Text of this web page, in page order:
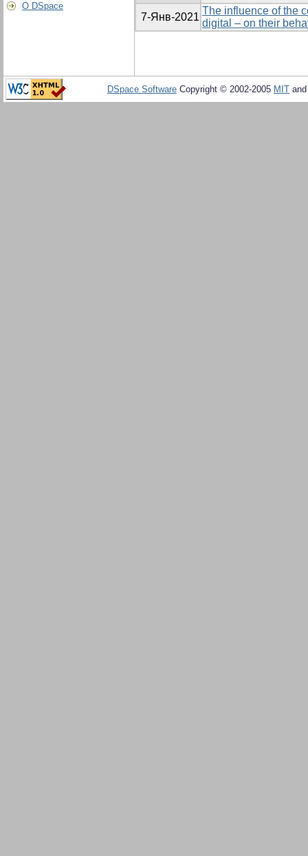
О DSpace
7-Янв-2021
The influence of the
digital – on their
DSpace Software Copyright © 2002-2005 MIT